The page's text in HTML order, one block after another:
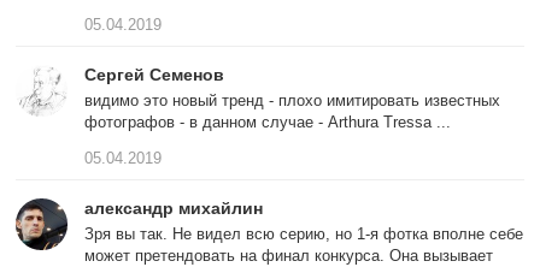
05.04.2019
Сергей Семенов
видимо это новый тренд - плохо имитировать известных
фотографов - в данном случае - Arthura Tressa ...
05.04.2019
александр михайлин
Зря вы так. Не видел всю серию, но 1-я фотка вполне себе
может претендовать на финал конкурса. Она вызывает